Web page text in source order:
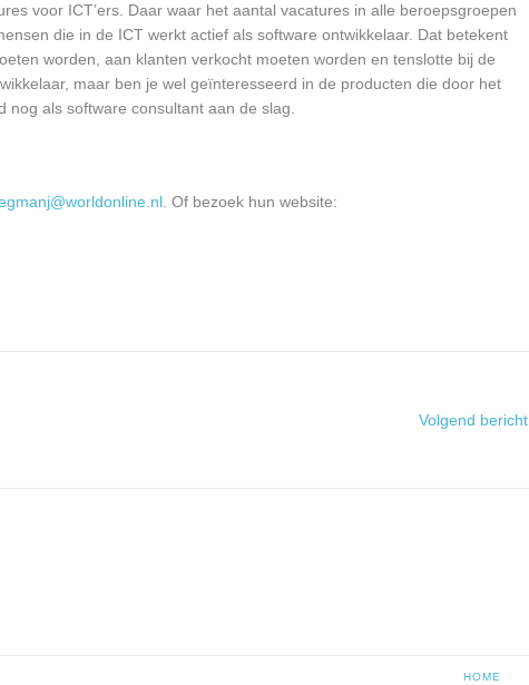
voor ICT’ers. Daar waar het aantal vacatures in alle beroepsgroepen
die in de ICT werkt actief als software ontwikkelaar. Dat betekent
worden, aan klanten verkocht moeten worden en tenslotte bij de
maar ben je wel geïnteresseerd in de producten die door het
als software consultant aan de slag.
. Of bezoek hun website:
Volgend bericht
HOME